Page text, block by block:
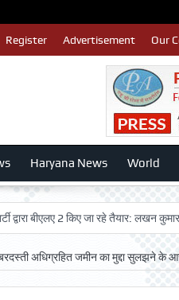
Register Advertisement Our
Haryana News World
2 किए जा रहे तैयार: लखन कुमार सिंगला
अधिग्रहित जमीन का मुद्दा सुलझने के